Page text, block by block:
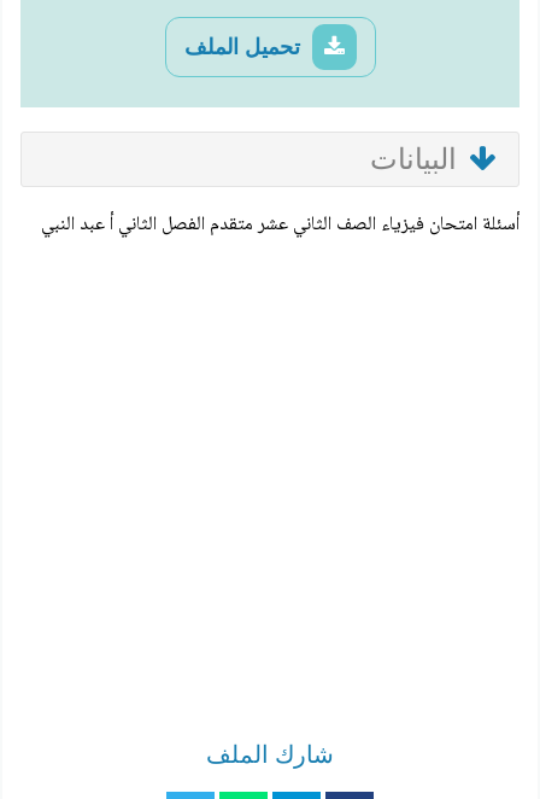
تحميل الملف
البيانات
أسئلة امتحان فيزياء الصف الثاني عشر متقدم الفصل الثاني أ عبد النبي
شارك الملف